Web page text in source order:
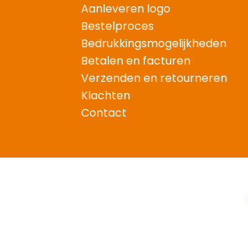
Aanleveren logo
Bestelproces
Bedrukkingsmogelijkheden
Betalen en facturen
Verzenden en retourneren
Klachten
Contact